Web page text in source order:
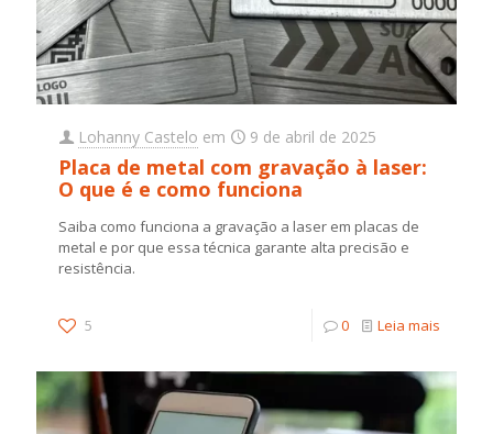
Lohanny Castelo em 9 de abril de 2025
Placa de metal com gravação à laser:
O que é e como funciona
Saiba como funciona a gravação a laser em placas de
metal e por que essa técnica garante alta precisão e
resistência.
5 0 Leia mais